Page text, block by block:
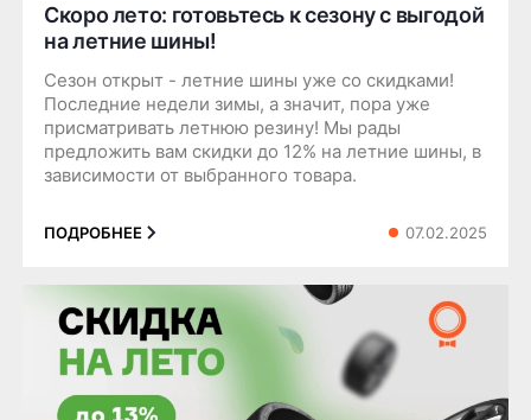
Скоро лето: готовьтесь к сезону с выгодой
на летние шины!
Сезон открыт - летние шины уже со скидками!
Последние недели зимы, а значит, пора уже
присматривать летнюю резину! Мы рады
предложить вам скидки до 12% на летние шины, в
зависимости от выбранного товара.
ПОДРОБНЕЕ 07.02.2025